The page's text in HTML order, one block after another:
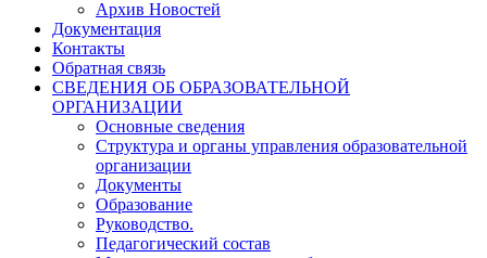
Архив Новостей
Документация
Контакты
Обратная связь
СВЕДЕНИЯ ОБ ОБРАЗОВАТЕЛЬНОЙ
ОРГАНИЗАЦИИ
Основные сведения
Структура и органы управления образовательной
организации
Документы
Образование
Руководство.
Педагогический состав